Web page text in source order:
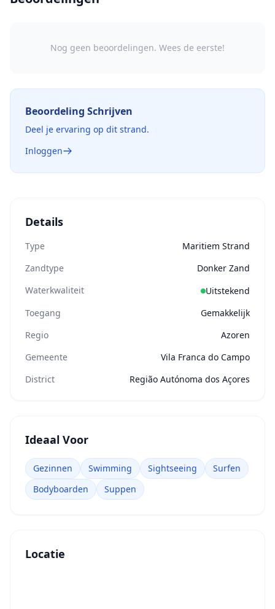
Nog geen beoordelingen. Wees de eerste!
Beoordeling Schrijven
Deel je ervaring op dit strand.
Inloggen
Details
Type
Maritiem Strand
Zandtype
Donker Zand
Waterkwaliteit
Uitstekend
Toegang
Gemakkelijk
Regio
Azoren
Gemeente
Vila Franca do Campo
District
Região Autónoma dos Açores
Ideaal Voor
Gezinnen Swimming Sightseeing
Surfen
Bodyboarden
Suppen
Locatie